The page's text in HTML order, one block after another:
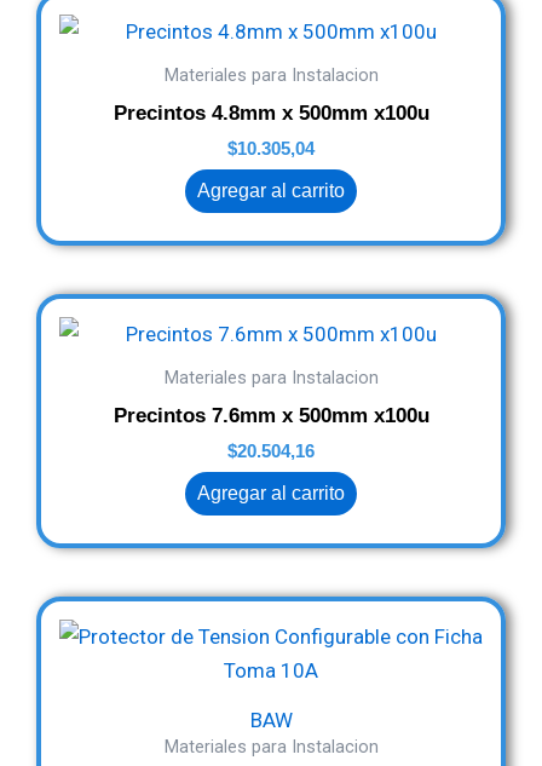
Materiales para Instalacion
Precintos 4.8mm x 500mm x100u
$10.305,04
Agregar al carrito
Materiales para Instalacion
Precintos 7.6mm x 500mm x100u
$20.504,16
Agregar al carrito
BAW
Materiales para Instalacion